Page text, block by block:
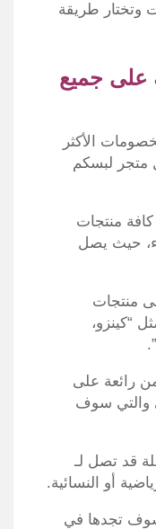
وتختار طريقة
على جميع
الأكثر
متجر لبسكم
منتجات
حيث يصل
لـ 60% على منتجات
“كينزو،
رائعة على
والتي سوف
قد تصل لـ
تجدها في